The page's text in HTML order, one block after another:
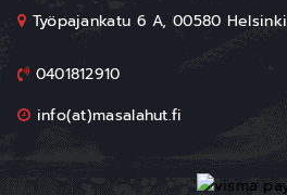
Työpajankatu 6 A, 00580 Helsinki
0401812910
info(at)masalahut.fi